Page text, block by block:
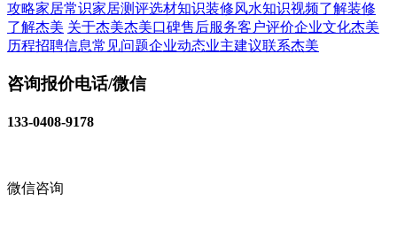
攻略家居常识家居测评选材知识装修风水知识视频了解装修
了解杰美 关于杰美杰美口碑售后服务客户评价企业文化杰美
历程招聘信息常见问题企业动态业主建议联系杰美
咨询报价电话/微信
133-0408-9178
微信咨询